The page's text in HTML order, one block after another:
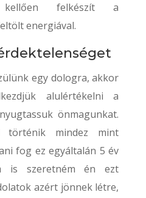
felkészít a
energiával.
egy dologra, akkor
alulértékelni a
önmagunkat.
történik mindez mint
fog ez egyáltalán 5 év
is szeretném én ezt
azért jönnek létre,